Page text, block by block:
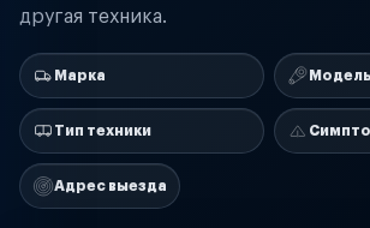
другая техника.
Марка Модель
Тип техники
Адрес выезда